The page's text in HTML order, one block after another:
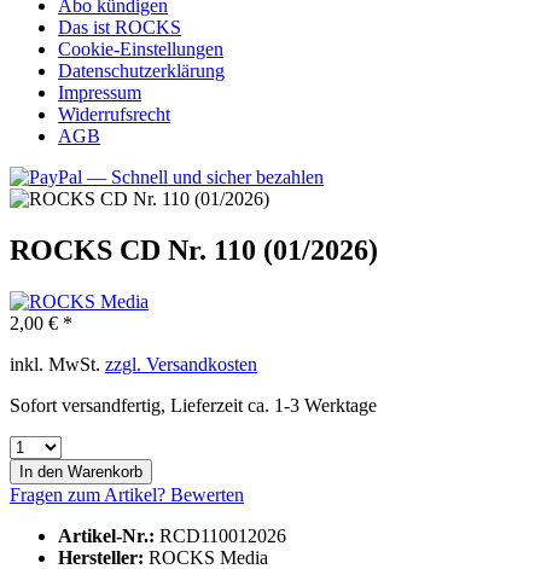
Abo kündigen
Das ist ROCKS
Cookie-Einstellungen
Datenschutzerklärung
Impressum
Widerrufsrecht
AGB
ROCKS CD Nr. 110 (01/2026)
2,00 € *
inkl. MwSt. zzgl. Versandkosten
Sofort versandfertig, Lieferzeit ca. 1-3 Werktage
In den Warenkorb
Fragen zum Artikel? Bewerten
Artikel-Nr.: RCD110012026
Hersteller: ROCKS Media